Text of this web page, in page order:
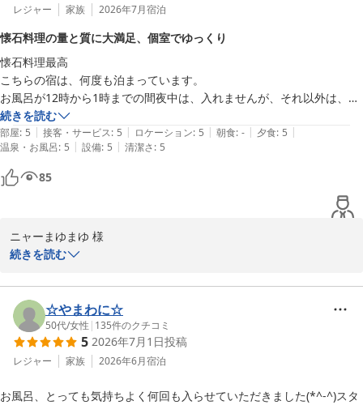
2026-06-18
おもてなしでお迎えいたします。
ご投稿誠にありがとうございました。
ゆの宿和どう
和銅鉱泉 薬師の湯 ゆの宿 和どう
2026-06-15
レジャー 家族 2026年7月宿泊
懐石料理の量と質に大満足、個室でゆっくり
懐石料理最高
こちらの宿は、何度も泊まっています。
お風呂が12時から1時までの間夜中は、入れませんが、それ以外は、い
つでも入れます😊懐石料理は、食べきれないほどの量
見て楽しみながらの食事が最高です。
個室での食事なので、ゆっくり食事ができます。またご利用させて頂き
ます。
続きを読む
部屋: 5 | 接客・サービス: 5 | ロケーション: 5 | 朝食: - | 夕食: 5 |
温泉・お風呂: 5 | 設備: 5 | 清潔さ: 5
85
ニャーまゆまゆ 様
スタッフ一同大変嬉しく思います。
お写真映えもする盛り付けと、見て楽しみながら召し上がっていた
だけるお食事を心掛けております。
せんが、それ以外の時間はご入浴いただけます。
続きを読む
☆やまわに☆
50代/女性 | 135件のクチコミ
5 2026年7月1日投稿
レジャー 家族 2026年6月宿泊
お風呂、とっても気持ちよく何回も入らせていただきました(*^-^)スタ